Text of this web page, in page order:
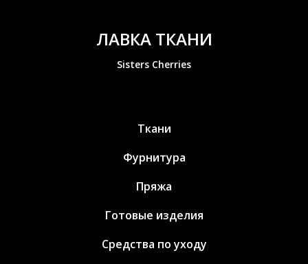
ЛАВКА ТКАНИ
Sisters Cherries
Ткани
Фурнитура
Пряжа
Готовые изделия
Средства по уходу